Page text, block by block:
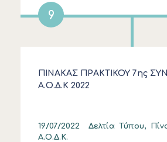
9
ΠΙΝΑΚΑΣ ΠΡΑΚΤΙΚΟΥ 7ης
Α.Ο.Δ.Κ 2022
19/07/2022 Δελτία Τύπου,
Α.Ο.Δ.Κ.